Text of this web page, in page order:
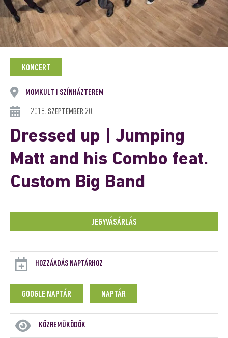
KONCERT
MOMKULT SZÍNHÁZTEREM
2018. SZEPTEMBER 20.
Dressed up | Jumping
Matt and his Combo feat.
Custom Big Band
JEGYVÁSÁRLÁS
HOZZÁADÁS NAPTÁRHOZ
GOOGLE NAPTÁR NAPTÁR
KÖZREMŰKÖDŐK